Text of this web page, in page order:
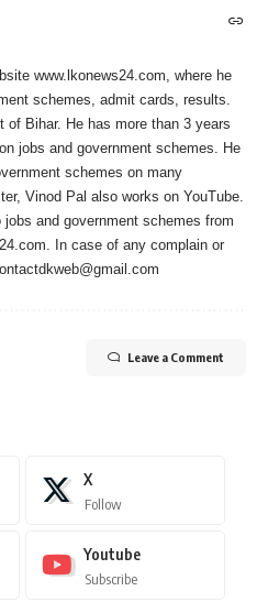
www.lkonews24.com, where he
schemes, admit cards, results.
of Bihar. He has more than 3 years
jobs and government schemes. He
schemes on many
Vinod Pal also works on YouTube.
and government schemes from
In case of any complain or
Leave a Comment
X
Follow
Youtube
Subscribe